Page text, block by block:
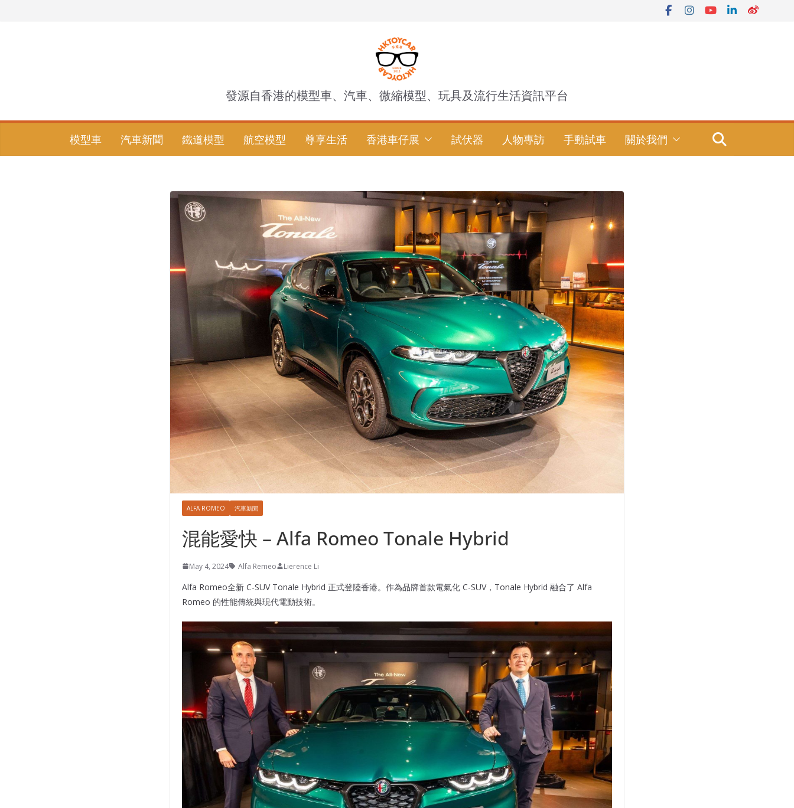
發源自香港的模型車、汽車、微縮模型、玩具及流行生活資訊平台
模型車 汽車新聞 鐵道模型 航空模型 尊享生活 香港車仔展 試伏器 人物專訪 手動試車 關於我們
ALFA ROMEO 汽車新聞
混能愛快 – Alfa Romeo Tonale Hybrid
May 4, 2024 Alfa Remeo Lierence Li
Alfa Romeo全新 C-SUV Tonale Hybrid 正式登陸香港。作為品牌首款電氣化 C-SUV，Tonale Hybrid 融合了 Alfa
Romeo 的性能傳統與現代電動技術。